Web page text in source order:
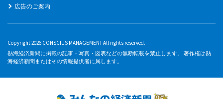
広告のご案内
Copyright 2026 CONSCIUS MANAGEMENT All rights reserved.
熱海経済新聞に掲載の記事・写真・図表などの無断転載を禁止します。 著作権は熱
海経済新聞またはその情報提供者に属します。